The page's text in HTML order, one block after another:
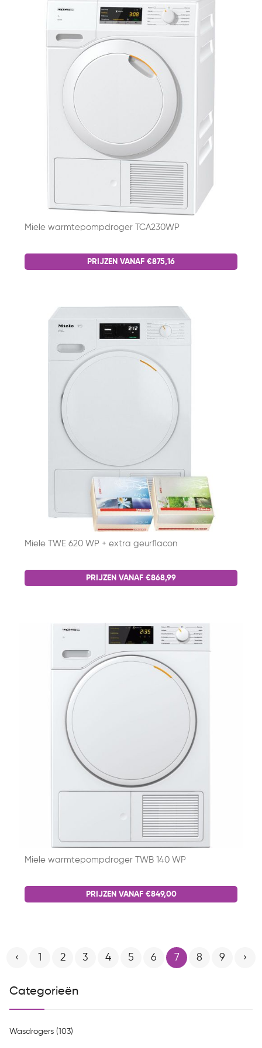
Miele warmtepompdroger TCA230WP
PRIJZEN VANAF €875,16
Miele TWE 620 WP + extra geurflacon
PRIJZEN VANAF €868,99
Miele warmtepompdroger TWB 140 WP
PRIJZEN VANAF €849,00
‹ 1 2 3 4 5 6 7 8 9 ›
Categorieën
Wasdrogers (103)